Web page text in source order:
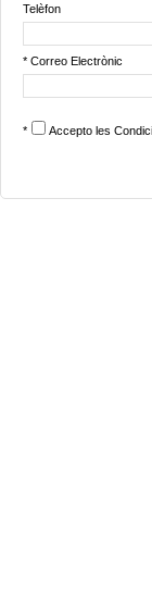
Telèfon
* Correo Electrònic
* Accepto les